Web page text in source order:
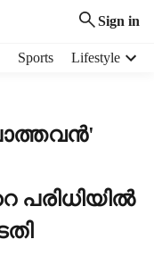
Sign in
Sports Lifestyle
പരിധിയിൽ